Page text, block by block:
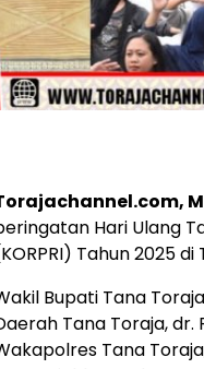
Hari Ulang
Tahun 2025 di
Bupati Tana
Tana Toraja, dr.
Tana